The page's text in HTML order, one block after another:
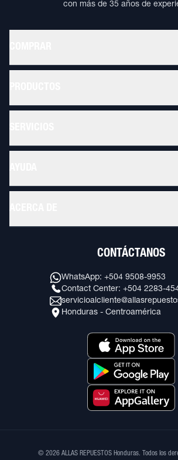
con más de 35 años de
CONTÁCTANOS
WhatsApp: +504 9508-9953
Contact Center: +504 2283-
Honduras - Centroamérica
© 2026 ALLAS REPUESTOS Honduras. Todos los